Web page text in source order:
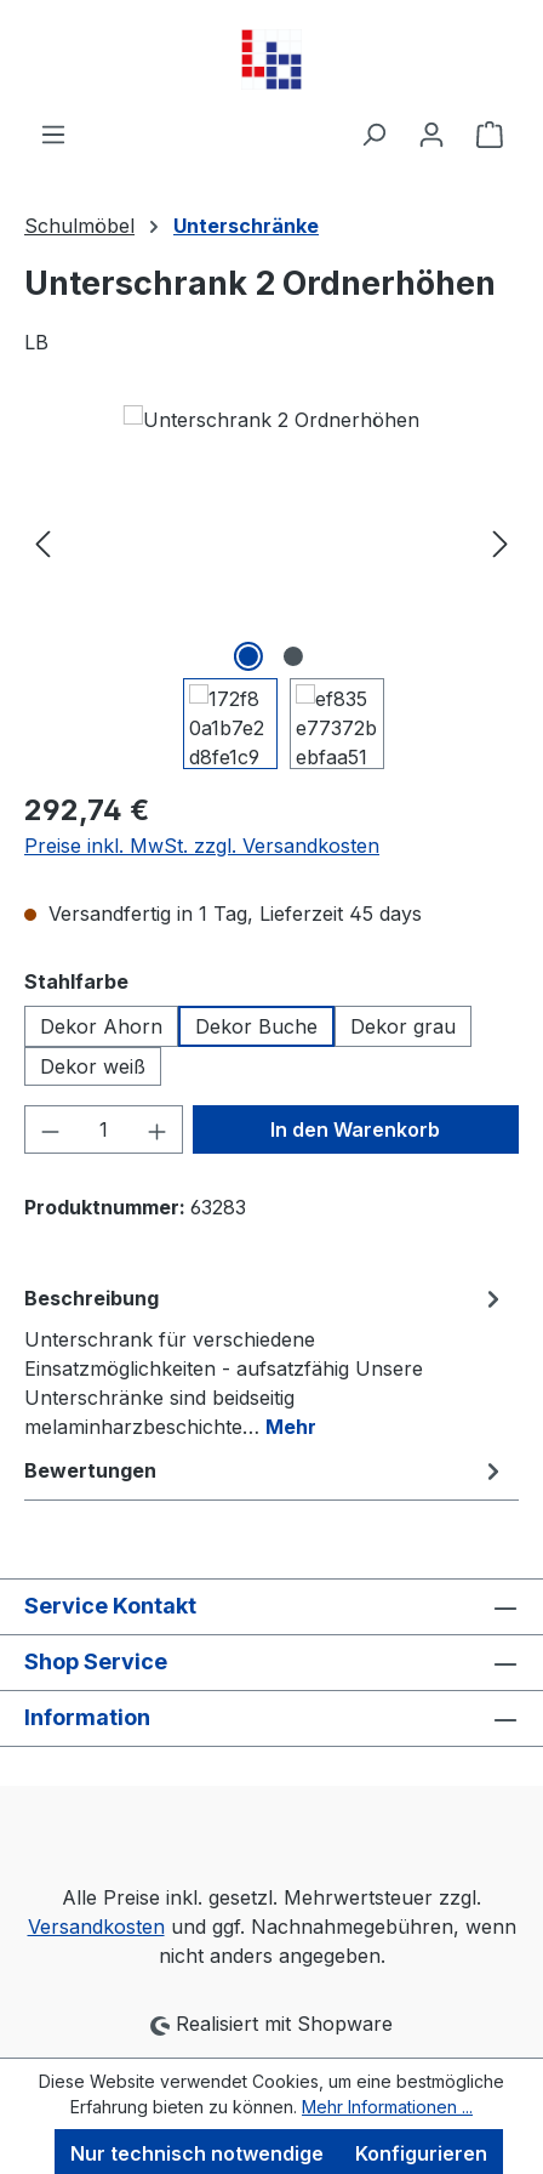
Zum Hauptinhalt springen
Schulmöbel Unterschränke
Unterschrank 2 Ordnerhöhen
LB
Bildergalerie überspringen
292,74 €
Preise inkl. MwSt. zzgl. Versandkosten
Versandfertig in 1 Tag, Lieferzeit 45 days
Stahlfarbeauswählen
Dekor Ahorn
Dekor Buche
Dekor grau
Dekor weiß
Produkt Anzahl: Gib denIn den Warenkorb
Produktnummer: 63283
Beschreibung
Unterschrank für verschiedene
Einsatzmöglichkeiten - aufsatzfähig Unsere
Unterschränke sind beidseitig
melaminharzbeschichte… Mehr
Bewertungen
Service Kontakt
Shop Service
Information
Alle Preise inkl. gesetzl. Mehrwertsteuer zzgl.
Versandkostenund ggf. Nachnahmegebühren, wenn
nicht anders angegeben.
Realisiert mit Shopware
Diese Website verwendet Cookies, um eine bestmögliche
Erfahrung bieten zu können. Mehr Informationen ...
Nur technisch notwendige Konfigurieren